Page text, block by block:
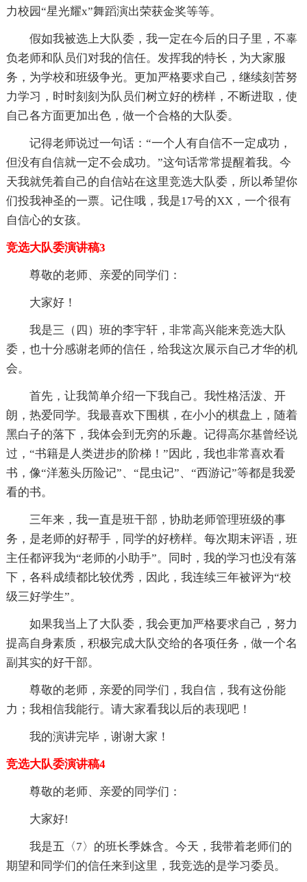
力校园“星光耀x”舞蹈演出荣获金奖等等。
假如我被选上大队委，我一定在今后的日子里，不辜
负老师和队员们对我的信任。发挥我的特长，为大家服
务，为学校和班级争光。更加严格要求自己，继续刻苦努
力学习，时时刻刻为队员们树立好的榜样，不断进取，使
自己各方面更加出色，做一个合格的大队委。
记得老师说过一句话：“一个人有自信不一定成功，
但没有自信就一定不会成功。”这句话常常提醒着我。今
天我就凭着自己的自信站在这里竞选大队委，所以希望你
们投我神圣的一票。记住哦，我是17号的XX，一个很有
自信心的女孩。
竞选大队委演讲稿3
尊敬的老师、亲爱的同学们：
大家好！
我是三（四）班的李宇轩，非常高兴能来竞选大队
委，也十分感谢老师的信任，给我这次展示自己才华的机
会。
首先，让我简单介绍一下我自己。我性格活泼、开
朗，热爱同学。我最喜欢下围棋，在小小的棋盘上，随着
黑白子的落下，我体会到无穷的乐趣。记得高尔基曾经说
过，“书籍是人类进步的阶梯！”因此，我也非常喜欢看
书，像“洋葱头历险记”、“昆虫记”、“西游记”等都是我爱
看的书。
三年来，我一直是班干部，协助老师管理班级的事
务，是老师的好帮手，同学的好榜样。每次期末评语，班
主任都评我为“老师的小助手”。同时，我的学习也没有落
下，各科成绩都比较优秀，因此，我连续三年被评为“校
级三好学生”。
如果我当上了大队委，我会更加严格要求自己，努力
提高自身素质，积极完成大队交给的各项任务，做一个名
副其实的好干部。
尊敬的老师，亲爱的同学们，我自信，我有这份能
力；我相信我能行。请大家看我以后的表现吧！
我的演讲完毕，谢谢大家！
竞选大队委演讲稿4
尊敬的老师、亲爱的同学们：
大家好!
我是五〈7〉的班长季姝含。今天，我带着老师们的
期望和同学们的信任来到这里，我竞选的是学习委员。